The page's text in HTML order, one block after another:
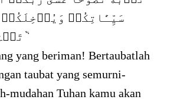
سَيِّـَٔاتِكُمۡ وَيُدۡخِلَكُمۡ
تَحۡتِهَا ٱلۡأَنۡهَٰرُ ٞ
yang beriman! Bertaubatlah
taubat yang semurni-
mudahan Tuhan kamu akan